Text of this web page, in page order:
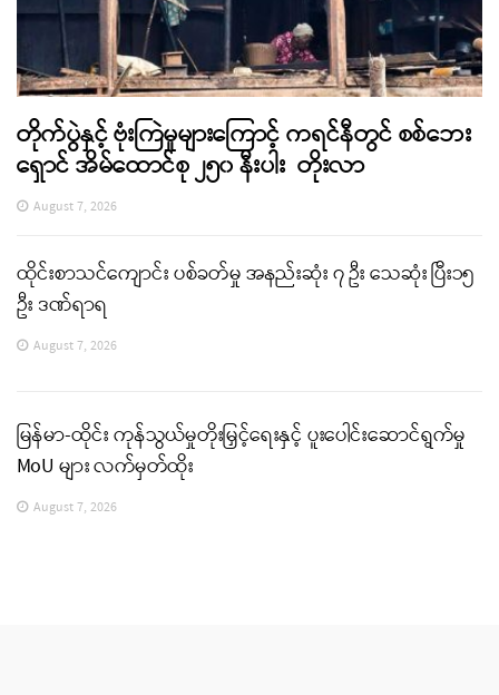
တိုက်ပွဲနှင့် ဗုံးကြဲမှုများကြောင့် ကရင်နီတွင် စစ်ဘေး
ရှောင် အိမ်ထောင်စု ၂၅၀ နီးပါး တိုးလာ
August 7, 2026
ထိုင်းစာသင်ကျောင်း ပစ်ခတ်မှု အနည်းဆုံး ၇ ဦး သေဆုံး ပြီး၁၅
ဦး ဒဏ်ရာရ
August 7, 2026
မြန်မာ-ထိုင်း ကုန်သွယ်မှုတိုးမြှင့်ရေးနှင့် ပူးပေါင်းဆောင်ရွက်မှု
MoU များ လက်မှတ်ထိုး
August 7, 2026